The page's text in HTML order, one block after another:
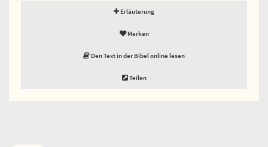
Erläuterung
Merken
Den Text in der Bibel online lesen
Teilen